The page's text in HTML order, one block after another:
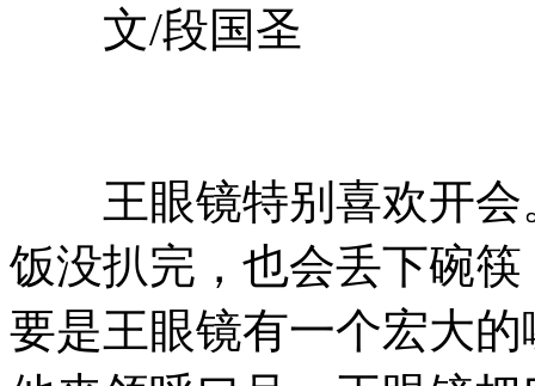
文/段国圣
王眼镜特别喜欢开会
饭没扒完，也会丢下碗
要是王眼镜有一个宏大